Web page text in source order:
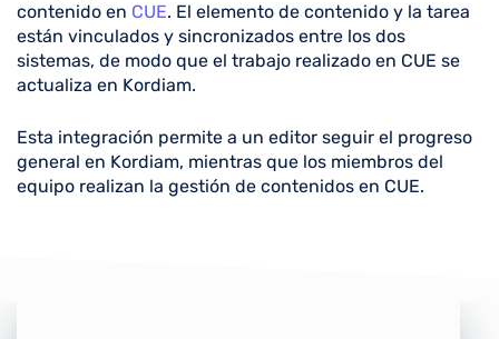
contenido en CUE. El elemento de contenido y la tarea
están vinculados y sincronizados entre los dos
sistemas, de modo que el trabajo realizado en CUE se
actualiza en Kordiam.
Esta integración permite a un editor seguir el progreso
general en Kordiam, mientras que los miembros del
equipo realizan la gestión de contenidos en CUE.